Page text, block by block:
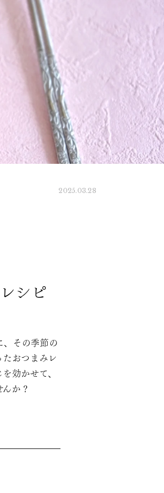
2025.03.28
シピ
、その季節の
おつまみレ
効かせて、
か？